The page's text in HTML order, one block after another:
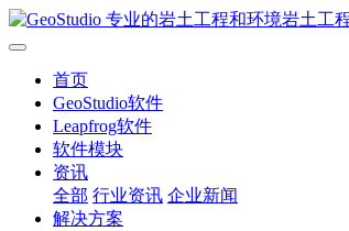
首页
GeoStudio软件
Leapfrog软件
软件模块
资讯
全部 行业资讯 企业新闻
解决方案